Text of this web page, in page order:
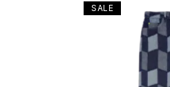
SALE